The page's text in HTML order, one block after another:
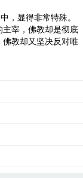
，显得非常特殊。
主宰，佛教却是彻底
佛教却又坚决反对唯